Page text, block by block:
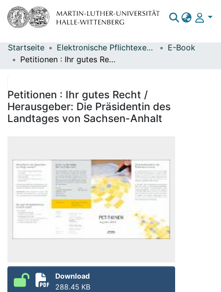
Bereiche & Sammlungen
Statistiken
Startseite Elektronische Pflichtexemplare
E-Book
Petitionen : Ihr gutes Recht / Herausgeber: Die Präsidentin des Landtages von Sachsen-Anhalt
Petitionen : Ihr gutes Recht /
Herausgeber: Die Präsidentin des
Landtages von Sachsen-Anhalt
Download
288.45 KB